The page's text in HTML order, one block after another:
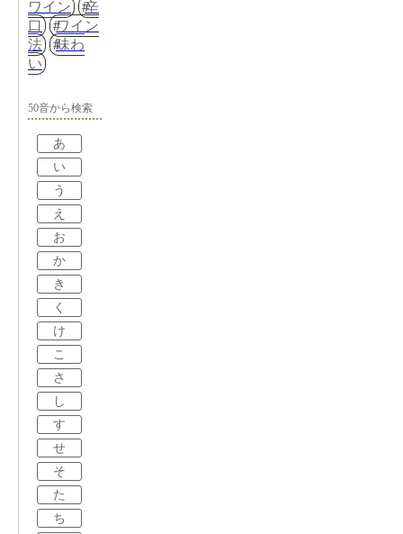
ワイン
辛
口
ワイン
法
味わ
い
50音から検索
あ
い
う
え
お
か
き
く
け
こ
さ
し
す
せ
そ
た
ち